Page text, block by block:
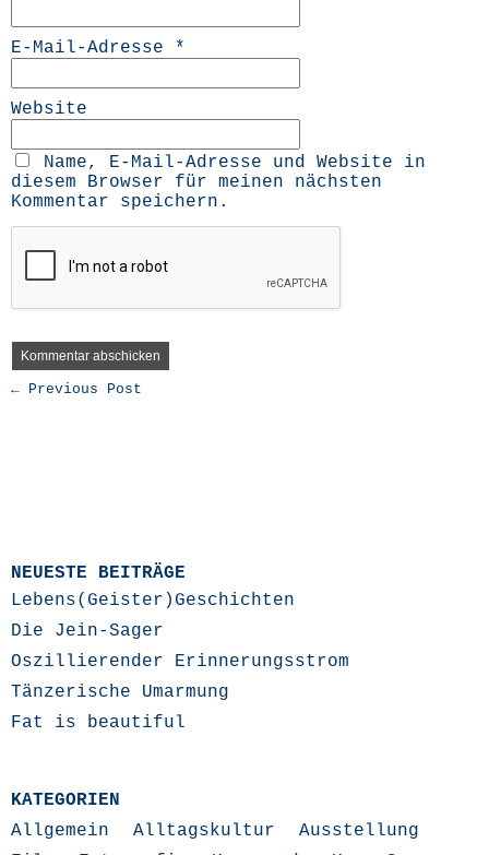
E-Mail-Adresse *
Website
Name, E-Mail-Adresse und Website in
diesem Browser für meinen nächsten
Kommentar speichern.
← Previous Post
NEUESTE BEITRÄGE
Lebens(Geister)Geschichten
Die Jein-Sager
Oszillierender Erinnerungsstrom
Tänzerische Umarmung
Fat is beautiful
KATEGORIEN
Allgemein
Alltagskultur
Ausstellung